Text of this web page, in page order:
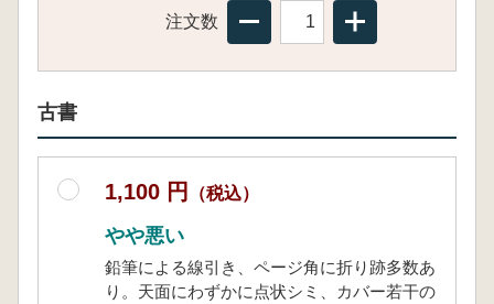
注文数
古書
1,100 円 （税込）
やや悪い
鉛筆による線引き、ページ角に折り跡多数あ
り。天面にわずかに点状シミ、カバー若干の